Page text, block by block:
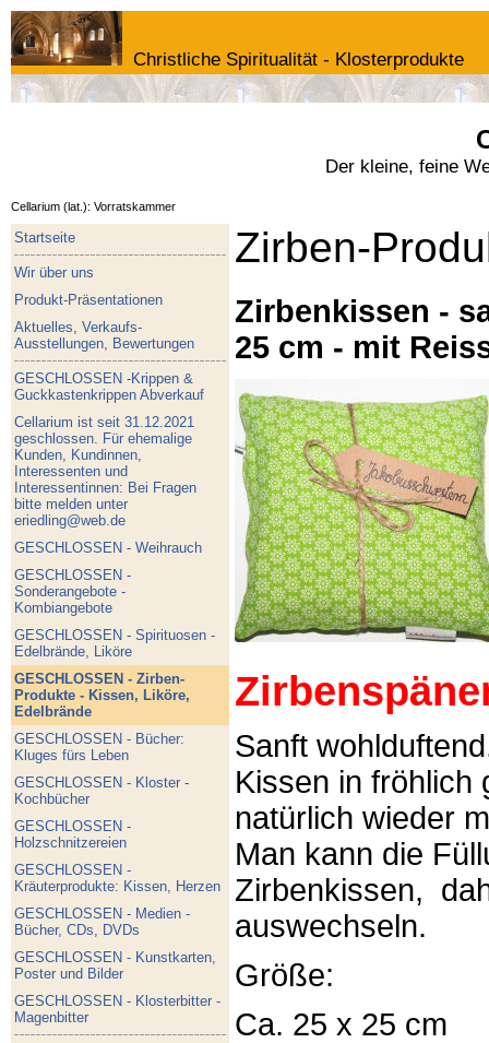
Christliche Spiritualität - Klosterprodukte
Der kleine, feine
Cellarium (lat.): Vorratskammer
Startseite
Wir über uns
Produkt-Präsentationen
Aktuelles, Verkaufs-
Ausstellungen, Bewertungen
GESCHLOSSEN -Krippen &
Guckkastenkrippen Abverkauf
Cellarium ist seit 31.12.2021
geschlossen. Für ehemalige
Kunden, Kundinnen,
Interessenten und
Interessentinnen: Bei Fragen
bitte melden unter
eriedling@web.de
GESCHLOSSEN - Weihrauch
GESCHLOSSEN -
Sonderangebote -
Kombiangebote
GESCHLOSSEN - Spirituosen -
Edelbrände, Liköre
GESCHLOSSEN - Zirben-
Produkte - Kissen, Liköre,
Edelbrände
GESCHLOSSEN - Bücher:
Kluges fürs Leben
GESCHLOSSEN - Kloster -
Kochbücher
GESCHLOSSEN -
Holzschnitzereien
GESCHLOSSEN -
Kräuterprodukte: Kissen, Herzen
GESCHLOSSEN - Medien -
Bücher, CDs, DVDs
GESCHLOSSEN - Kunstkarten,
Poster und Bilder
GESCHLOSSEN - Klosterbitter -
Magenbitter
Zirben-
Zirbenkissen -
25 cm - mit
Sanft
Kissen in fröhlich
natürlich wieder
Man kann die
Zirbenkissen,
auswechseln.
Größe:
Ca. 25 x 25 cm